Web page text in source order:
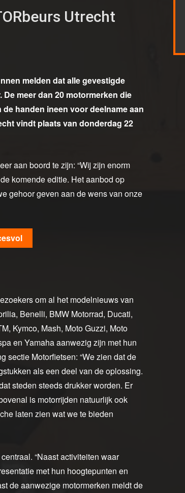
Utrecht
melden dat alle gevestigde
meer dan 20 motormerken die
handen ineen voor deelname aan
vindt plaats van donderdag 22
aan boord te zijn: “Wij zijn enorm
komende editie. Het aanbod op
gehoor geven aan de wens van onze
om al het modelnieuws van
Benelli, BMW Motorrad, Ducati,
Kymco, Mash, Moto Guzzi, Moto
en Yamaha aanwezig zijn met hun
sectie Motorfietsen: “We zien dat de
als een deel van de oplossing.
steden steeds drukker worden. Er
is motorrijden natuurlijk ook
laten zien wat we te bieden
“Naast activiteiten waar
met hun hoogtepunten en
de aanwezige motormerken meldt de